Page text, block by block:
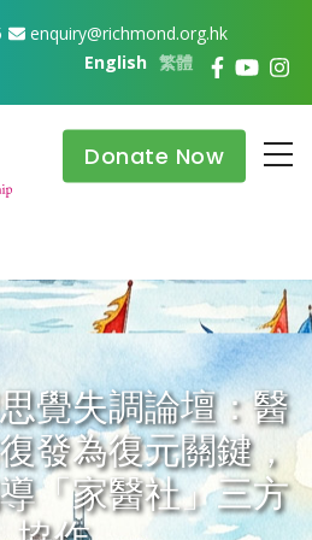
enquiry@richmond.org.hk
繁體
English
Donate Now
覺失調論壇：醫
發為復元關鍵，
「家醫社」三方